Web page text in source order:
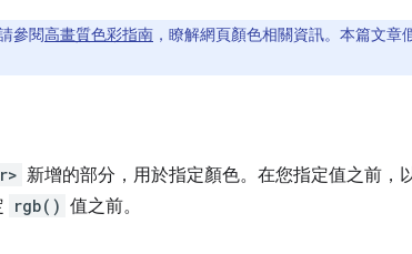
參閱高畫質色彩指南 ，瞭解網頁顏色相關資訊。本篇文
新增的部分，用於指定顏色。在您指定值之前，
rgb() 值之前。